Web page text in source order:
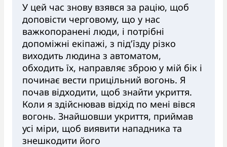
У цей час знову взявся за рацію, щоб
доповісти черговому, що у нас
важкопоранені люди, і потрібні
допоміжні екіпажі, з під’їзду різко
виходить людина з автоматом,
обходить їх, направляє зброю у мій бік і
починає вести прицільний вогонь. Я
почав відходити, щоб знайти укриття.
Коли я здійснював відхід по мені вівся
вогонь. Знайшовши укриття, приймав
усі міри, щоб виявити нападника та
знешкодити його